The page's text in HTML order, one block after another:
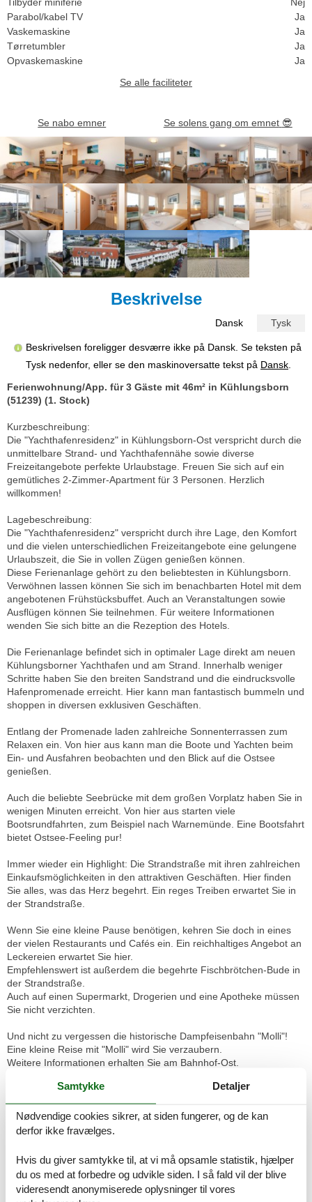
Parabol/kabel TV
Ja
Vaskemaskine
Ja
Tørretumbler
Ja
Opvaskemaskine
Ja
Se alle faciliteter
Se nabo emner Se solens gang om emnet 😎
Beskrivelse
Dansk Tysk
Beskrivelsen foreligger desværre ikke på Dansk. Se teksten på
Tysk nedenfor, eller se den maskinoversatte tekst på Dansk
Ferienwohnung/App. für 3 Gäste mit 46m² in Kühlungsborn
(51239) (1. Stock)
Kurzbeschreibung:
Die "Yachthafenresidenz" in Kühlungsborn-Ost verspricht durch die
unmittelbare Strand- und Yachthafennähe sowie diverse
Freizeitangebote perfekte Urlaubstage. Freuen Sie sich auf ein
gemütliches 2-Zimmer-Apartment für 3 Personen. Herzlich
willkommen!
Lagebeschreibung:
Die "Yachthafenresidenz" verspricht durch ihre Lage, den Komfort
und die vielen unterschiedlichen Freizeitangebote eine gelungene
Urlaubszeit, die Sie in vollen Zügen genießen können.
Diese Ferienanlage gehört zu den beliebtesten in Kühlungsborn.
Verwöhnen lassen können Sie sich im benachbarten Hotel mit dem
angebotenen Frühstücksbuffet. Auch an Veranstaltungen sowie
Ausflügen können Sie teilnehmen. Für weitere Informationen
wenden Sie sich bitte an die Rezeption des Hotels.
Die Ferienanlage befindet sich in optimaler Lage direkt am neuen
Kühlungsborner Yachthafen und am Strand. Innerhalb weniger
Schritte haben Sie den breiten Sandstrand und die eindrucksvolle
Hafenpromenade erreicht. Hier kann man fantastisch bummeln und
shoppen in diversen exklusiven Geschäften.
Entlang der Promenade laden zahlreiche Sonnenterrassen zum
Relaxen ein. Von hier aus kann man die Boote und Yachten beim
Ein- und Ausfahren beobachten und den Blick auf die Ostsee
genießen.
Auch die beliebte Seebrücke mit dem großen Vorplatz haben Sie in
wenigen Minuten erreicht. Von hier aus starten viele
Bootsrundfahrten, zum Beispiel nach Warnemünde. Eine Bootsfahrt
bietet Ostsee-Feeling pur!
Immer wieder ein Highlight: Die Strandstraße mit ihren zahlreichen
Einkaufsmöglichkeiten in den attraktiven Geschäften. Hier finden
Sie alles, was das Herz begehrt. Ein reges Treiben erwartet Sie in
der Strandstraße.
Wenn Sie eine kleine Pause benötigen, kehren Sie doch in eines
der vielen Restaurants und Cafés ein. Ein reichhaltiges Angebot an
Leckereien erwartet Sie hier.
Empfehlenswert ist außerdem die begehrte Fischbrötchen-Bude in
der Strandstraße.
Auch auf einen Supermarkt, Drogerien und eine Apotheke müssen
Sie nicht verzichten.
Und nicht zu vergessen die historische Dampfeisenbahn "Molli"!
Eine kleine Reise mit "Molli" wird Sie verzaubern.
Weitere Informationen erhalten Sie am Bahnhof-Ost.
Ausstattungen:
Das gemütliche 2-Zimmer-Apartment in der ersten Etage ist im
Landhausstil eingerichtet und bietet Ihnen auf 46 m² genügend
Platz für einen erholsamen Urlaub.
Der komfortable Wohnbereich ist mit einem bequemen Schlafsofa
und einer Korbsesselecke ausgestattet.
Hier können Sie es sich gemütlich machen nach einem
ereignisreichen Tag. Ein Flachbildschirm-TV sorgt für Ihre
Samtykke Detaljer
Nødvendige cookies sikrer, at siden fungerer, og de kan
derfor ikke fravælges.
Hvis du giver samtykke til, at vi må opsamle statistik, hjælper
du os med at forbedre og udvikle siden. I så fald vil der blive
videresendt anonymiserede oplysninger til vores